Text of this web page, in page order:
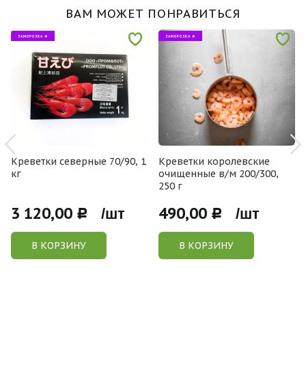
ВАМ МОЖЕТ ПОНРАВИТЬСЯ
ЗАМОРОЗКА ❄
Креветки северные 70/90, 1
кг
3 120,00 Р /шт
В КОРЗИНУ
ЗАМОРОЗКА ❄
Креветки королевские
очищенные в/м 200/300,
250 г
490,00 Р /шт
В КОРЗИНУ